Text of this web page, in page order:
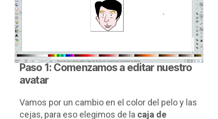
Paso 1: Comenzamos a editar nuestro
avatar
Vamos por un cambio en el color del pelo y las
cejas, para eso elegimos de la caja de